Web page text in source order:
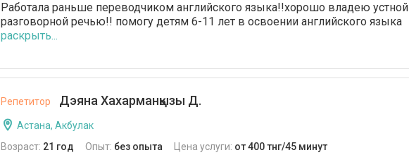
Работала раньше переводчиком английского языка!!хорошо владею устной
разговорной речью!! помогу детям 6-11 лет в освоении английского языка
раскрыть...
Репетитор Дэяна Хахарманқызы Д.
Астана, Акбулак
Возраст: 21 год Опыт: без опыта Цена услуги: от 400 тнг/45 минут